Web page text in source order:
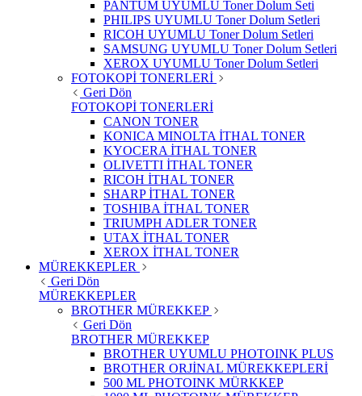
PANTUM UYUMLU Toner Dolum Seti
PHILIPS UYUMLU Toner Dolum Setleri
RICOH UYUMLU Toner Dolum Setleri
SAMSUNG UYUMLU Toner Dolum Setleri
XEROX UYUMLU Toner Dolum Setleri
FOTOKOPİ TONERLERİ
Geri Dön
FOTOKOPİ TONERLERİ
CANON TONER
KONICA MINOLTA İTHAL TONER
KYOCERA İTHAL TONER
OLIVETTI İTHAL TONER
RICOH İTHAL TONER
SHARP İTHAL TONER
TOSHIBA İTHAL TONER
TRIUMPH ADLER TONER
UTAX İTHAL TONER
XEROX İTHAL TONER
MÜREKKEPLER
Geri Dön
MÜREKKEPLER
BROTHER MÜREKKEP
Geri Dön
BROTHER MÜREKKEP
BROTHER UYUMLU PHOTOINK PLUS
BROTHER ORJİNAL MÜREKKEPLERİ
500 ML PHOTOINK MÜRKKEP